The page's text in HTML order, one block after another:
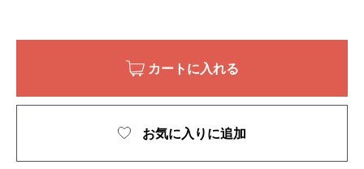
カートに入れる
お気に入りに追加